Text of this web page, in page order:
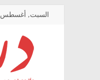
السبت, أغسطس 8, 2026
درب